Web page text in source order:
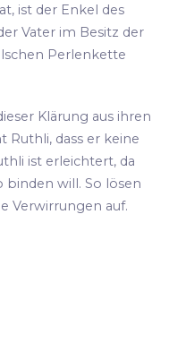
ist der Enkel des
Vater im Besitz der
Perlenkette
Klärung aus ihren
Ruthli, dass er keine
ist erleichtert, da
binden will. So lösen
Verwirrungen auf.